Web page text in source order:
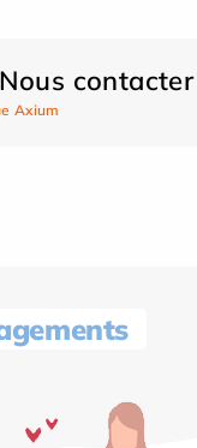
contacter
Axium